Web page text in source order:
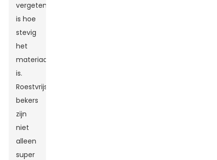
vergeten,
is hoe
stevig
het
materiaal
is.
Roestvrijstalen
bekers
zijn
niet
alleen
super